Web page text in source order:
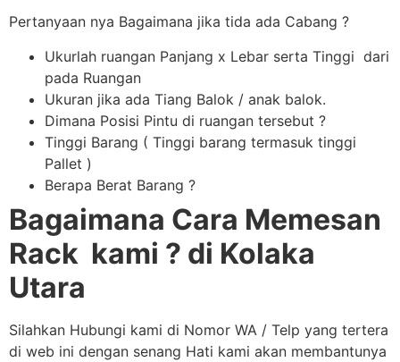
Pertanyaan nya Bagaimana jika tida ada Cabang ?
Ukurlah ruangan Panjang x Lebar serta Tinggi dari
pada Ruangan
Ukuran jika ada Tiang Balok / anak balok.
Dimana Posisi Pintu di ruangan tersebut ?
Tinggi Barang ( Tinggi barang termasuk tinggi
Pallet )
Berapa Berat Barang ?
Bagaimana Cara Memesan
Rack kami ? di Kolaka
Utara
Silahkan Hubungi kami di Nomor WA / Telp yang tertera
di web ini dengan senang Hati kami akan membantunya